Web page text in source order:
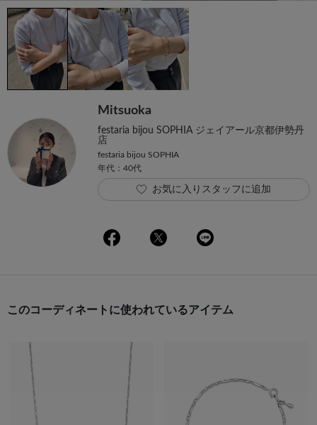
Mitsuoka
festaria bijou SOPHIA ジェイアール京都伊勢丹
店
festaria bijou SOPHIA
年代：40代
お気に入りスタッフに追加
このコーディネートに使われているアイテム